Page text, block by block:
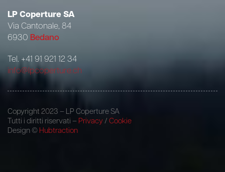
LP Coperture SA
Via Cantonale, 84
6930 Bedano
Tel. +41 91 921 12 34
info@lpcoperture.ch
Copyright 2023 – LP Coperture SA
Tutti i diritti riservati – Privacy/ Cookie
Design © Hubtraction